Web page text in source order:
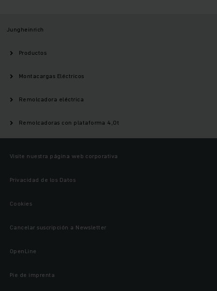
Jungheinrich
Productos
Montacargas Eléctricos
Remolcadora eléctrica
Remolcadoras con plataforma 4,0t
Visite nuestra página web corporativa
Privacidad de los Datos
Cookies
Cancelar suscripción a Newsletter
OpenLine
Pie de imprenta